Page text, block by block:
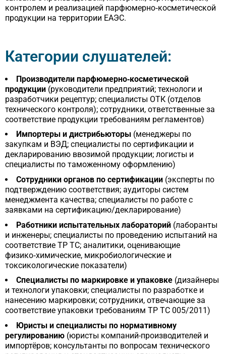
контролем и реализацией парфюмерно‑косметической
продукции на территории ЕАЭС.
Категории слушателей:
Производители парфюмерно‑косметической
продукции (руководители предприятий; технологи и
разработчики рецептур; специалисты ОТК (отделов
технического контроля); сотрудники, ответственные за
соответствие продукции требованиям регламентов)
Импортеры и дистрибьюторы (менеджеры по
закупкам и ВЭД; специалисты по сертификации и
декларированию ввозимой продукции; логисты и
специалисты по таможенному оформлению)
Сотрудники органов по сертификации (эксперты по
подтверждению соответствия; аудиторы систем
менеджмента качества; специалисты по работе с
заявками на сертификацию/декларирование)
Работники испытательных лабораторий (лаборанты
и инженеры; специалисты по проведению испытаний на
соответствие ТР ТС; аналитики, оценивающие
физико‑химические, микробиологические и
токсикологические показатели)
Специалисты по маркировке и упаковке (дизайнеры
и технологи упаковки; специалисты по разработке и
нанесению маркировки; сотрудники, отвечающие за
соответствие упаковки требованиям ТР ТС 005/2011)
Юристы и специалисты по нормативному
регулированию (юристы компаний-производителей и
импортёров; консультанты по вопросам технического